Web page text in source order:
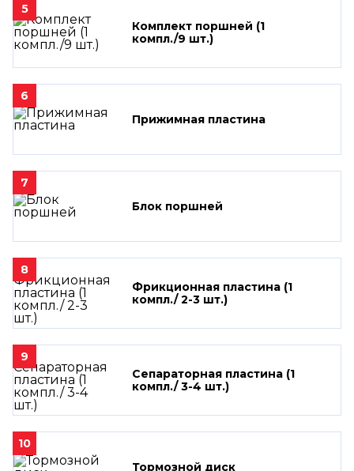
5
Комплект поршней (1
компл./9 шт.)
6
Прижимная пластина
7
Блок поршней
8
Фрикционная пластина (1
компл./ 2-3 шт.)
9
Сепараторная пластина (1
компл./ 3-4 шт.)
10
Тормозной диск